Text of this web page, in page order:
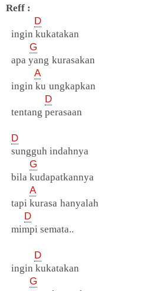
Reff :
D
ingin kukatakan
G
apa yang kurasakan
A
ingin ku ungkapkan
D
tentang perasaan
D
sungguh indahnya
G
bila kudapatkannya
A
tapi kurasa hanyalah
D
mimpi semata..
D
ingin kukatakan
G